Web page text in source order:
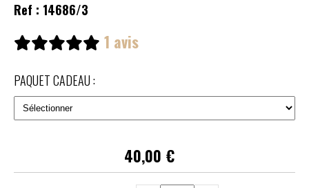
Ref : 14686/3
1 avis
PAQUET CADEAU :
40,00 €